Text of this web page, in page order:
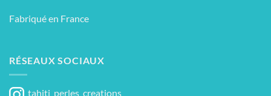
Fabriqué en France
RÉSEAUX SOCIAUX
tahiti_perles_creations